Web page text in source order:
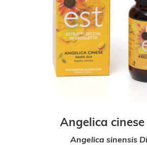
Angelica cinese
Angelica sinensis